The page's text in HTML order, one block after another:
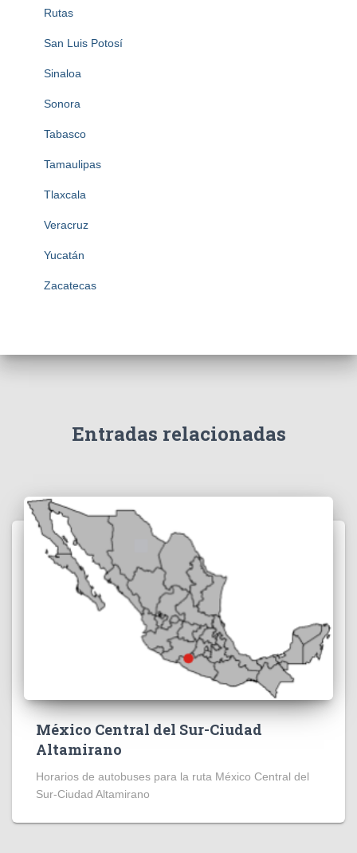
Rutas
San Luis Potosí
Sinaloa
Sonora
Tabasco
Tamaulipas
Tlaxcala
Veracruz
Yucatán
Zacatecas
Entradas relacionadas
México Central del Sur-Ciudad
Altamirano
Horarios de autobuses para la ruta México Central del
Sur-Ciudad Altamirano